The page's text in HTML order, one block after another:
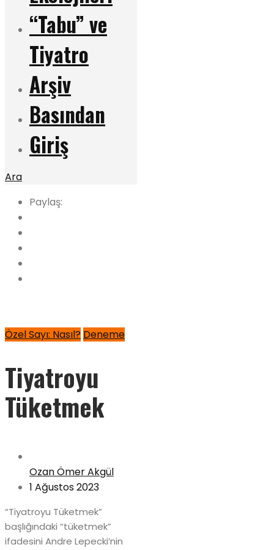
“Tabu” ve
Tiyatro
Arşiv
Basından
Giriş
Ara
Paylaş:
Özel Sayı: Nasıl? Deneme
Tiyatroyu
Tüketmek
Ozan Ömer Akgül
1 Ağustos 2023
“Tiyatroyu Tüketmek”
başlığındaki “tüketmek”
ifadesini Andre Lepecki’nin